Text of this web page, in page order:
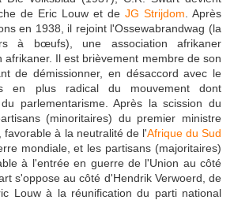
de Eric Louw et de JG Strijdom . Après
en 1938, il rejoint l'Ossewabrandwag (la
à bœufs), une association afrikaner
afrikaner. Il est brièvement membre de son
de démissionner, en désaccord avec le
en plus radical du mouvement dont
parlementarisme. Après la scission du
(minoritaires) du premier ministre
favorable à la neutralité de l'Afrique du Sud
mondiale, et les partisans (majoritaires)
à l'entrée en guerre de l'Union au côté
s'oppose au côté d'Hendrik Verwoerd, de
Louw à la réunification du parti national